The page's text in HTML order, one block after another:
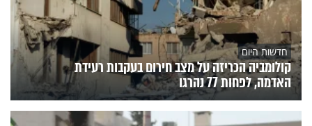
חדשות היום
קולומביה הכריזה על מצב חירום בעקבות רעידת
האדמה, לפחות 77 נהרגו